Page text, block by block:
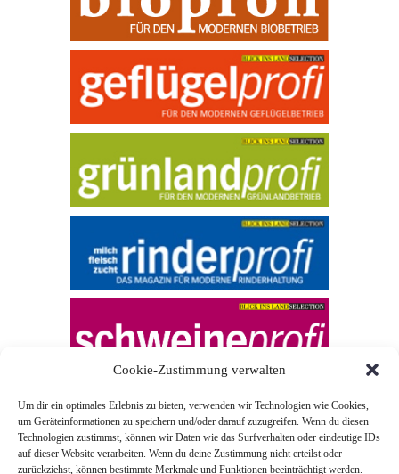
Cookie-Zustimmung verwalten
Um dir ein optimales Erlebnis zu bieten, verwenden wir Technologien wie Cookies,
um Geräteinformationen zu speichern und/oder darauf zuzugreifen. Wenn du diesen
Technologien zustimmst, können wir Daten wie das Surfverhalten oder eindeutige IDs
auf dieser Website verarbeiten. Wenn du deine Zustimmung nicht erteilst oder
zurückziehst, können bestimmte Merkmale und Funktionen beeinträchtigt werden.